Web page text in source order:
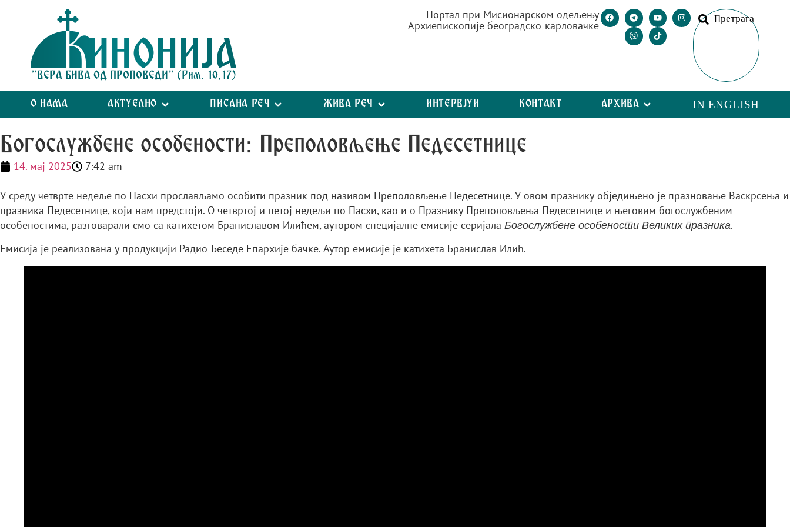
"ВЕРА БИВА ОД ПРОПОВЕДИ" (Рим. 10,17)
Портал при Мисионарском одељењу
Архиепископије београдско-карловачке
Претрага
О НАМА АКТУЕЛНО ПИСАНА РЕЧ ЖИВА РЕЧ ИНТЕРВЈУИ КОНТАКТ АРХИВА IN ENGLISH
Богослужбене особености: Преполовљење Педесетнице
14. мај 2025 7:42 am
У среду четврте недеље по Пасхи прослављамо особити празник под називом Преполовљење Педесетнице. У овом празнику обједињено је празновање Васкрсења и
празника Педесетнице, који нам предстоји. О четвртој и петој недељи по Пасхи, као и о Празнику Преполовљења Педесетнице и његовим богослужбеним
особеностима, разговарали смо са катихетом Браниславом Илићем, аутором специјалне емисије серијала Богослужбене особености Великих празника.
Емисија је реализована у продукцији Радио-Беседе Епархије бачке. Аутор емисије је катихета Бранислав Илић.